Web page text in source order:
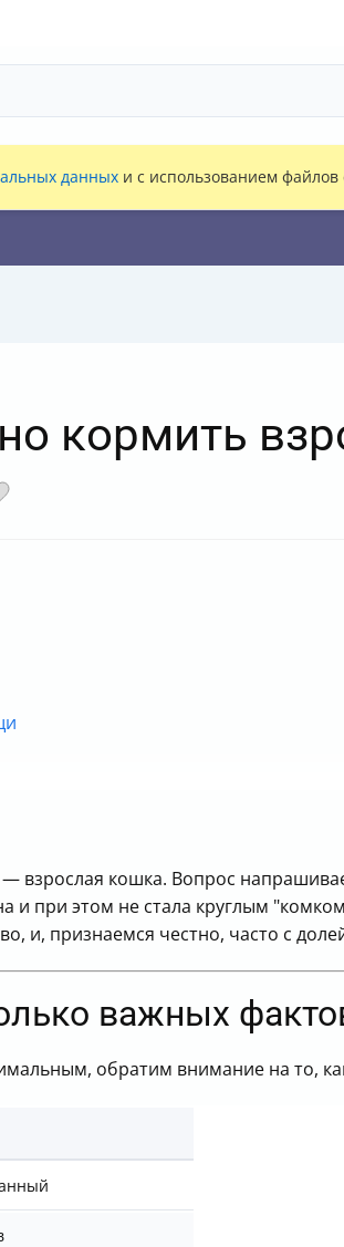
данных и с использованием
кормить
взрослая кошка. Вопрос
при этом не стала круглым
и, признаемся честно, часто с
важных
обратим внимание на то,